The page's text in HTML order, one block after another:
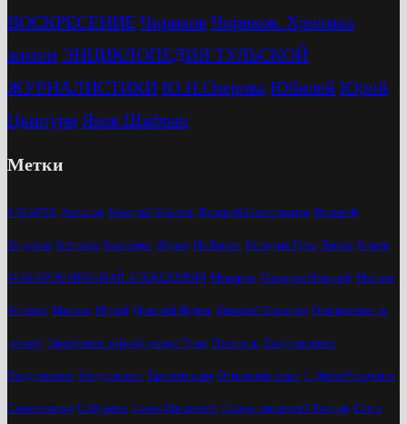
ВОСКРЕСЕНИЕ Чириков Чириков. Хроника
жизни ЭНЦИКЛОПЕДИЯ ТУЛЬСКОЙ
ЖУРНАЛИСТИКИ Ю.Н.Озерова Юбилей Юрий
Цкипури Яков Шафран
Метки
8 МАРТА Алексин Валерий Маслов Валерий Савостьянов Валерий
Ходулин Встреча Выставка Жуков Из Книги История Тулы Книга Книги
МАКАРОВ НИКОЛАЙ АЛЕКСЕЕВИЧ Макаров Макаров Николай Маслов
Митинг Москва Музей Николай Жуков Николай Макаров Они воевали за
речкой Опалённые войной улицы Тулы Писатель Поздравление
Поздравляем Поздравляет Презентация Приокские зори С Днём Рождения
Савостьянов Собрание Союз Писателей Союза писателей России Союз